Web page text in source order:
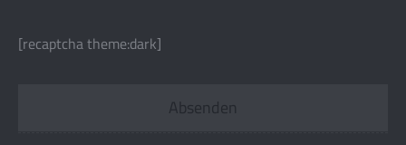
[recaptcha theme:dark]